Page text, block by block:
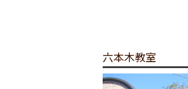
六本木教室